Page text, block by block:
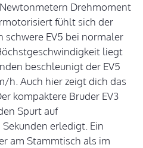
Newtonmetern Drehmoment
fühlt sich der
schwere EV5 bei normaler
liegt
beschleunigt der EV5
h. Auch hier zeigt dich das
kompaktere Bruder EV3
Spurt auf
erledigt. Ein
am Stammtisch als im